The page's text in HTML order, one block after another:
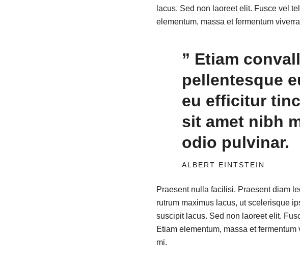
lacus. Sed non laoreet elit. Fusce vel
elementum, massa et fermentum
” Etiam
pellentesque
eu efficitur
sit amet nibh
odio pulvinar.
ALBERT EINTSTEIN
Praesent nulla facilisi. Praesent diam
rutrum maximus lacus, ut scelerisque
suscipit lacus. Sed non laoreet elit.
Etiam elementum, massa et
mi.